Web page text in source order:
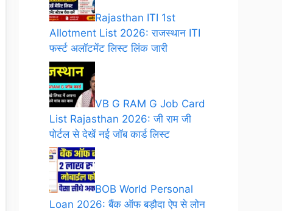
Rajasthan ITI 1st
Allotment List 2026: राजस्थान ITI
फर्स्ट अलॉटमेंट लिस्ट लिंक जारी
VB G RAM G Job Card
List Rajasthan 2026: जी राम जी
पोर्टल से देखें नई जॉब कार्ड लिस्ट
BOB World Personal
Loan 2026: बैंक ऑफ बड़ौदा ऐप से लोन